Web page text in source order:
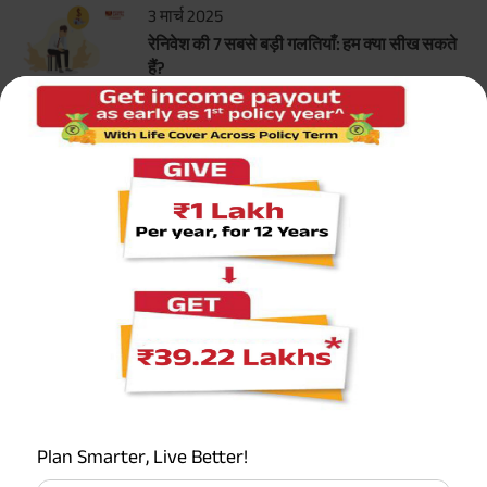
Plan Smarter, Live Better!
3 मार्च 2025
रेनिवेश की 7 सबसे बड़ी गलतियाँ: हम क्या सीख सकते
हैं?
सर्वाधिक लोकप्रिय कैलकुलेटर
टर्म इन्शुरन्स कैलकुलेटर
एचएलवी कैलकुलेटर
ग्रेच्युटी कैलकुलेटर
ईपीएफ कैलकुलेटर